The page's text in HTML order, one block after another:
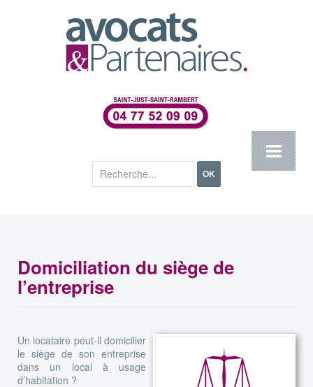
OK
Domiciliation du siège de
l’entreprise
Un locataire peut-il domicilier
le siège de son entreprise
dans un local à usage
d’habitation ?